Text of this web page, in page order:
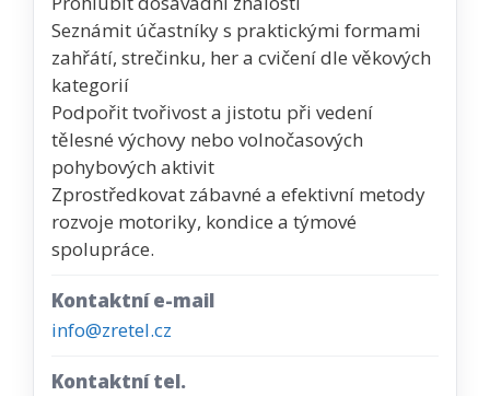
Seznámit účastníky s praktickými formami
zahřátí, strečinku, her a cvičení dle věkových
kategorií
Podpořit tvořivost a jistotu při vedení
tělesné výchovy nebo volnočasových
pohybových aktivit
Zprostředkovat zábavné a efektivní metody
rozvoje motoriky, kondice a týmové
spolupráce.
Kontaktní e-mail
info@zretel.cz
Kontaktní tel.